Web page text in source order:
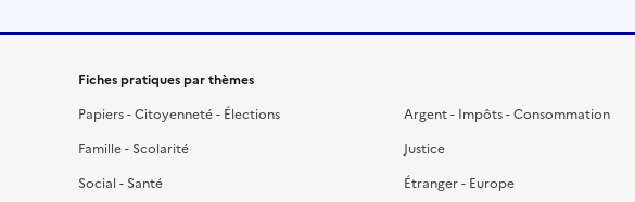
Fiches pratiques par thèmes
Papiers - Citoyenneté - Élections
Famille - Scolarité
Social - Santé
Argent - Impôts - Consommation
Justice
Étranger - Europe